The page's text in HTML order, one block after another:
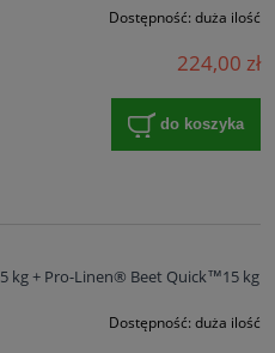
Dostępność: duża ilość
224,00 zł
do koszyka
kg + Pro-Linen® Beet Quick™15 kg
Dostępność: duża ilość